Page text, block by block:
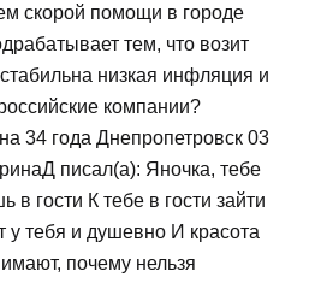
скорой помощи в городе
тем, что возит
низкая инфляция и
компании?
34 года Днепропетровск 03
писал(а): Яночка, тебе
в гости К тебе в гости зайти
у тебя и душевно И красота
почему нельзя